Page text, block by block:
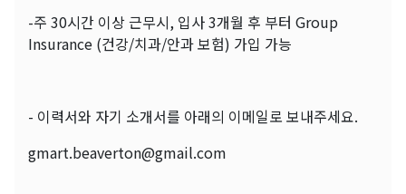
-주 30시간 이상 근무시, 입사 3개월 후 부터 Group
Insurance (건강/치과/안과 보험) 가입 가능
- 이력서와 자기 소개서를 아래의 이메일로 보내주세요.
gmart.beaverton@gmail.com